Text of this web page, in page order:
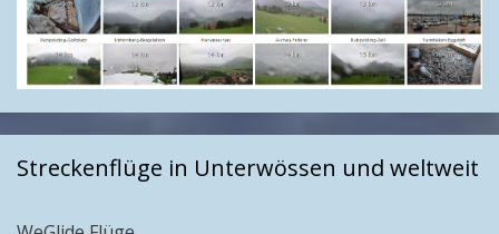
Streckenflüge in Unterwössen und weltweit